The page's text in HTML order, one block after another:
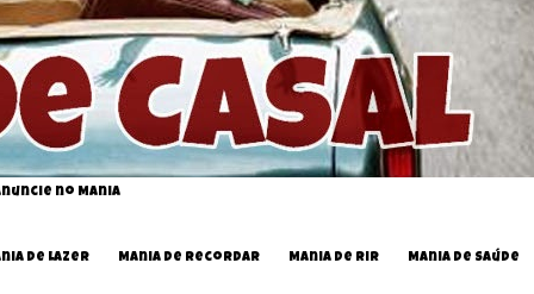
no Mania
de Lazer Mania de Recordar Mania de Rir Mania de Saúde